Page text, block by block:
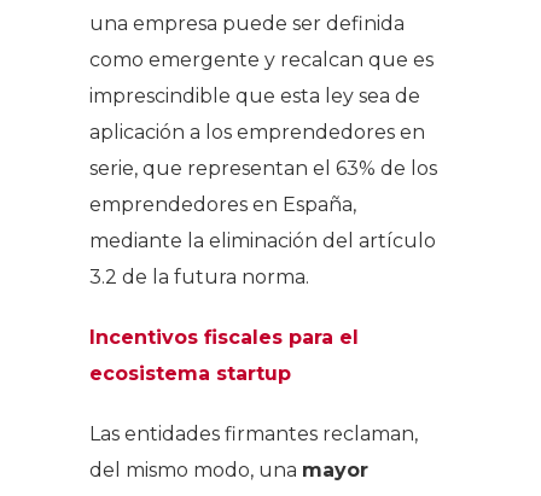
una empresa puede ser definida
como emergente y recalcan que es
imprescindible que esta ley sea de
aplicación a los emprendedores en
serie, que representan el 63% de los
emprendedores en España,
mediante la eliminación del artículo
3.2 de la futura norma.
Incentivos fiscales para el
ecosistema startup
Las entidades firmantes reclaman,
del mismo modo, una mayor